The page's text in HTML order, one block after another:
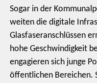
Sogar in der
weiten die digitale
Glasfaseranschlüssen
hohe Geschwindigkeit
engagieren sich junge
öffentlichen Bereichen.